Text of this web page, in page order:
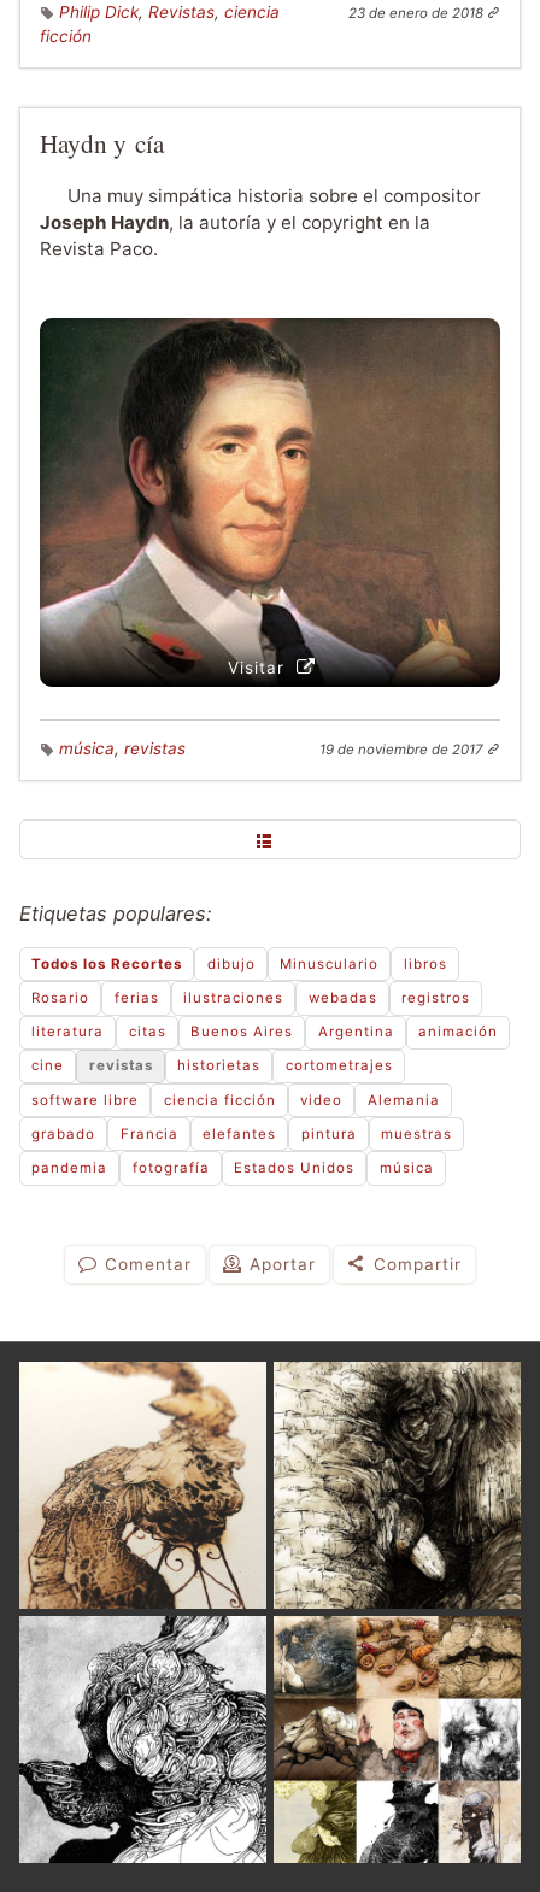
Philip Dick, Revistas, ciencia
ficción
23 de enero de 2018
Haydn y cía
Una muy simpática historia sobre el compositor
Joseph Haydn, la autoría y el copyright en la
Revista Paco.
Visitar
música, revistas 19 de noviembre de 2017
Etiquetas populares:
Todos los Recortes dibujo Minusculario libros
Rosario ferias ilustraciones webadas registros
literatura citas Buenos Aires Argentina animación
cine revistas historietas cortometrajes
software libre ciencia ficción video Alemania
grabado Francia elefantes pintura muestras
pandemia fotografía Estados Unidos música
Comentar Aportar Compartir